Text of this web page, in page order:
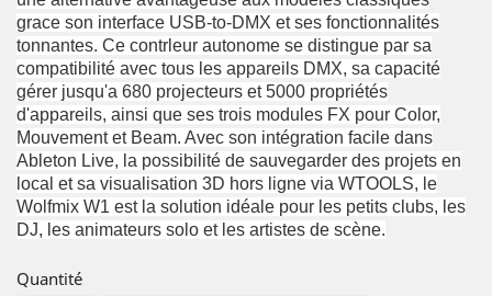
grace son interface USB-to-DMX et ses fonctionnalités
tonnantes. Ce contrleur autonome se distingue par sa
compatibilité avec tous les appareils DMX, sa capacité
gérer jusqu'a 680 projecteurs et 5000 propriétés
d'appareils, ainsi que ses trois modules FX pour Color,
Mouvement et Beam. Avec son intégration facile dans
Ableton Live, la possibilité de sauvegarder des projets en
local et sa visualisation 3D hors ligne via WTOOLS, le
Wolfmix W1 est la solution idéale pour les petits clubs, les
DJ, les animateurs solo et les artistes de scène.
Quantité